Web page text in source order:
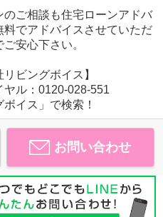
のご相談も住宅ローンアドバ
料でアドバイスさせていただ
安心下さい。
リビングボイス】
ヤル：0120-028-551
ボイス」で検索！
お問い合わせ